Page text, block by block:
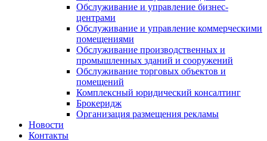
Обслуживание и управление бизнес-
центрами
Обслуживание и управление коммерческими
помещениями
Обслуживание производственных и
промышленных зданий и сооружений
Обслуживание торговых объектов и
помещений
Комплексный юридический консалтинг
Брокеридж
Организация размещения рекламы
Новости
Контакты